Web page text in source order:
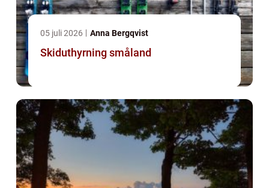
05 juli 2026 Anna Bergqvist
Skiduthyrning småland